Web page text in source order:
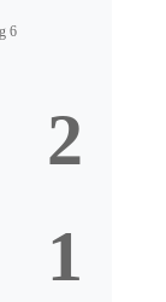
6
2
1